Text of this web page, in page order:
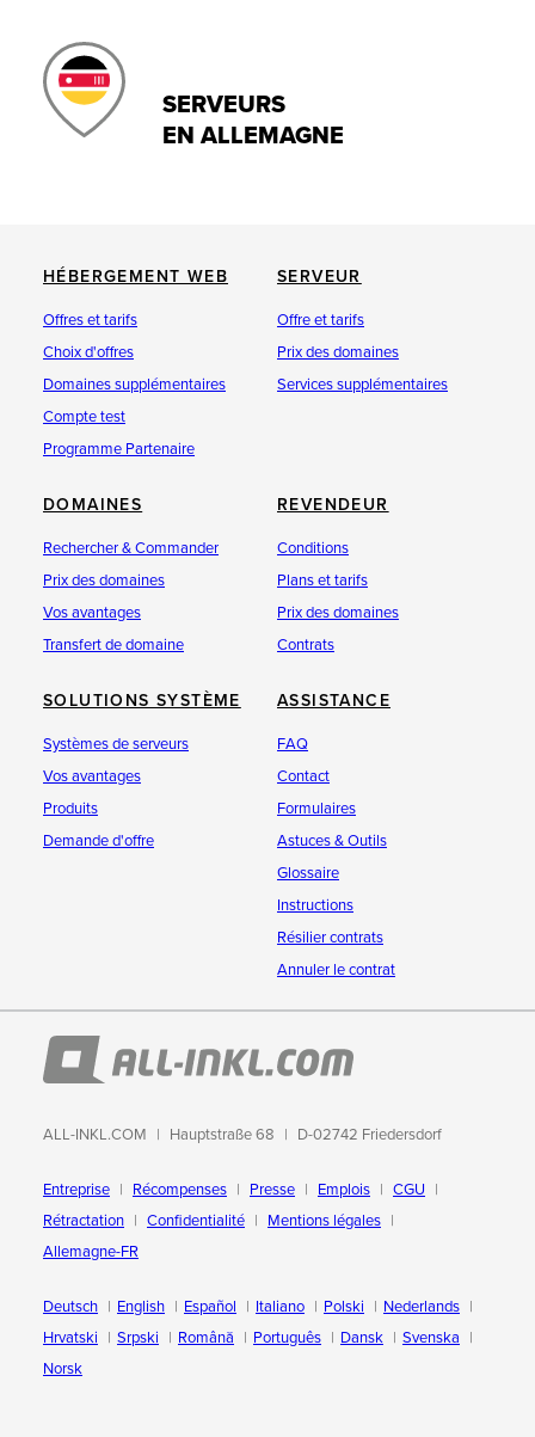
SERVEURS
EN ALLEMAGNE
HÉBERGEMENT WEB
Offres et tarifs
Choix d'offres
Domaines supplémentaires
Compte test
Programme Partenaire
SERVEUR
Offre et tarifs
Prix des domaines
Services supplémentaires
DOMAINES
Rechercher & Commander
Prix des domaines
Vos avantages
Transfert de domaine
REVENDEUR
Conditions
Plans et tarifs
Prix des domaines
Contrats
SOLUTIONS SYSTÈME
Systèmes de serveurs
Vos avantages
Produits
Demande d'offre
ASSISTANCE
FAQ
Contact
Formulaires
Astuces & Outils
Glossaire
Instructions
Résilier contrats
Annuler le contrat
ALL-INKL.COM Hauptstraße 68 D-02742 Friedersdorf
Entreprise Récompenses Presse Emplois
CGU
Rétractation
Confidentialité
Mentions légales
Allemagne-FR
Deutsch English Español Italiano Polski
Nederlands
Hrvatski
Srpski Română Português Dansk
Svenska
Norsk